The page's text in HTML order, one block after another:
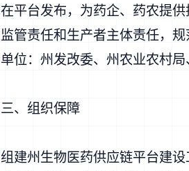
在平台发布，为药企、药农提
监管责任和生产者主体责任，
单位：州发改委、州农业农村
三、组织保障
组建州生物医药供应链平台建